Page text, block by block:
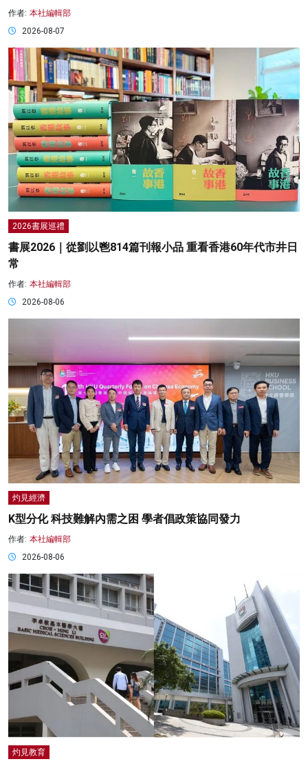
作者: 本社編輯部
2026-08-07
2026書展巡禮
書展2026｜從劉以鬯814篇刊報小品 重看香港60年代市井日
常
作者: 本社編輯部
2026-08-06
灼見經濟
K型分化 科技難解內需之困 學者倡政策協同發力
作者: 本社編輯部
2026-08-06
灼見教育